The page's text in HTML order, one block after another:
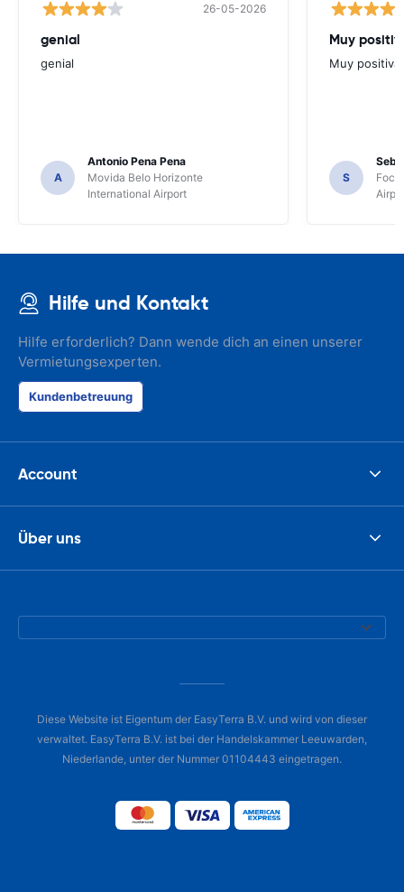
26-05-2026
genial
genial
A
Antonio Pena Pena
Movida Belo Horizonte
International Airport
Muy
Muy positiva
S
Foco
Hilfe und Kontakt
Hilfe erforderlich? Dann wende dich an einen unserer
Vermietungsexperten.
Kundenbetreuung
Account
Über uns
Diese Website ist Eigentum der EasyTerra B.V. und wird von dieser
verwaltet. EasyTerra B.V. ist bei der Handelskammer Leeuwarden,
Niederlande, unter der Nummer 01104443 eingetragen.